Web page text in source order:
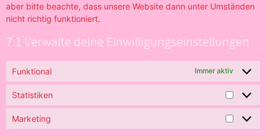
aber bitte beachte, dass unsere Website dann unter Umständen
nicht richtig funktioniert.
7.1 Verwalte deine Einwilligungseinstellungen
Funktional Immer aktiv
Statistiken
Marketing